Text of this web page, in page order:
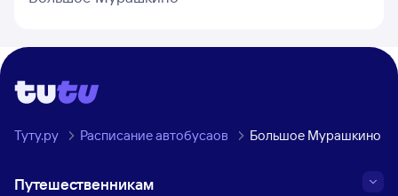
Туту.ру Расписание автобусаов Большое Мурашкино
Путешественникам